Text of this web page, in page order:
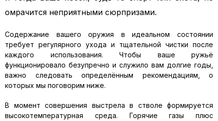
омрачится неприятными сюрпризами.
Содержание вашего оружия в идеальном состоянии
требует регулярного ухода и тщательной чистки после
каждого использования. Чтобы ваше ружьё
функционировало безупречно и служило вам долгие годы,
важно следовать определённым рекомендациям, о
которых мы поговорим ниже.
В момент совершения выстрела в стволе формируется
высокотемпературная среда. Горячие газы плюс